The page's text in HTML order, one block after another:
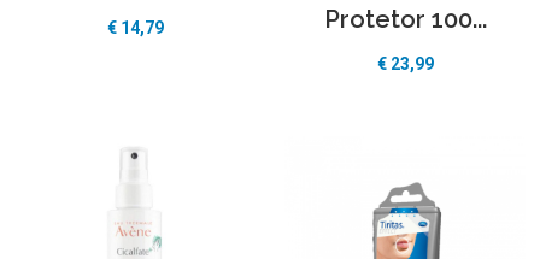
€ 14,79
Protetor 100...
€ 23,99